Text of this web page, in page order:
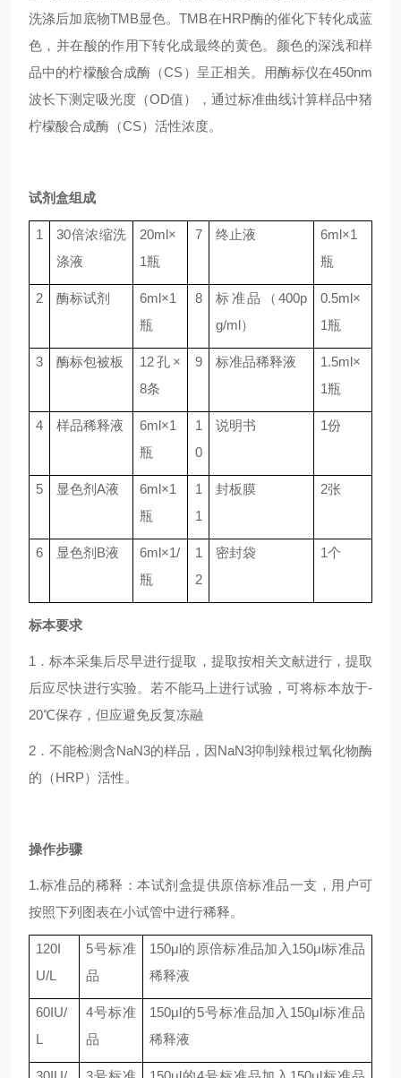
洗涤后加底物TMB显色。TMB在HRP酶的催化下转化成蓝
色，并在酸的作用下转化成最终的黄色。颜色的深浅和样
品中的柠檬酸合成酶（CS）呈正相关。用酶标仪在450nm
波长下测定吸光度（OD值），通过标准曲线计算样品中猪
柠檬酸合成酶（CS）活性浓度。
试剂盒组成
1 30倍浓缩洗
涤液
20ml×
1瓶
7 终止液 6ml×1
瓶
2 酶标试剂 6ml×1
瓶
8 标准品（ 400p
g/ml）
0.5ml×
1瓶
3 酶标包被板 12孔×
8条
9 标准品稀释液 1.5ml×
1瓶
4 样品稀释液 6ml×1
瓶
1
0
说明书 1份
5 显色剂A液 6ml×1
瓶
1
1
封板膜 2张
6 显色剂 B液 6ml×1/
瓶
1
2
密封袋 1个
标本要求
1．标本采集后尽早进行提取，提取按相关文献进行，提取
后应尽快进行实验。若不能马上进行试验，可将标本放于-
20℃保存，但应避免反复冻融
2．不能检测含NaN3的样品，因NaN3抑制辣根过氧化物酶
的（HRP）活性。
操作步骤
1.标准品的稀释：本试剂盒提供原倍标准品一支，用户可
按照下列图表在小试管中进行稀释。
120I
U/L
5号标准
品
150μl的原倍标准品加入 150μl标准品
稀释液
60IU/
L
4号标准
品
150μl的5号标准品加入 150μl标准品
稀释液